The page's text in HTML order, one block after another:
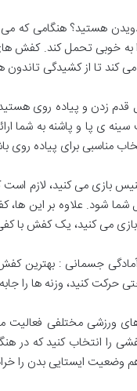
هنگامی که می
را به خوبی تحمل کند.
تا از کشیدگی تاندون
زدن و پیاده روی
ی پا و پاشنه به شما
مناسبی برای پیاده روی
می کنید، لازم است
شما شود. علاوه بر این
می کنید، یک کفش با
جسمانی : بهترین
حرکت کنید، وزنه ها را
ورزشی مختلفی فعالیت
را انتخاب کنید که در
وضعیت ایستایی بدن را